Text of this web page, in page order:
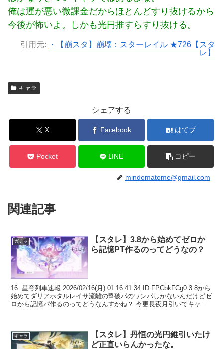
俺は運が悪い微課金だからほとんどすり抜けるから
今後が怖いよ。しかも光円推すらすり抜ける。
引用元:
・【崩スタ】崩壊：スターレイル ★726【スタ
レ】
キャラ
シェアする
X Facebook はてブ
Pocket LINE コピー
mindomatome@gmail.com
関連記事
ガチャ
【スタレ】3.8から始めてゼロか
ら記憶PT作るのってどうなの？
16: 星穹列車速報 2026/02/16(月) 01:16:41.34 ID:FPCbkFCg0 3.8から
始めてダリアホタルレイサ流離の撃破パのワンパしかないんだけどゼ
ロから記憶パ作るのってどうなんすかね？ 今更長夜月引いてキャス
キャラ
【スタレ】丹恒の光円錐引いたけ
ど正直いらんかったな。